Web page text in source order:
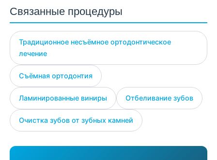
Связанные процедуры
Традиционное несъёмное ортодонтическое
лечение
Съёмная ортодонтия
Ламинированные виниры Отбеливание зубов
Очистка зубов от зубных камней